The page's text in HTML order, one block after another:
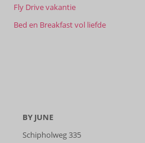
Fly Drive vakantie
Bed en Breakfast vol liefde
BY JUNE
Schipholweg 335